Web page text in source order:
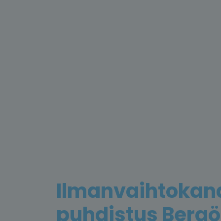
puhdistus Bergö